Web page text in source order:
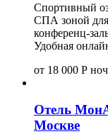
Спортивный
СПА зоной
конференц-
Удобная
от 18 000 Р
Отель
Москве